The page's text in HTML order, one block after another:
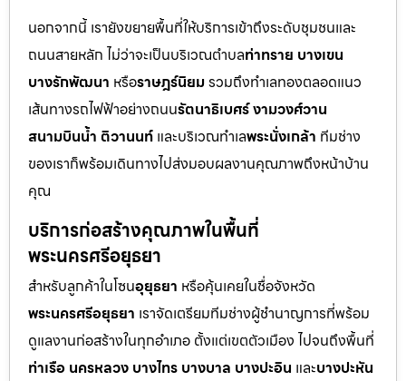
นอกจากนี้ เรายังขยายพื้นที่ให้บริการเข้าถึงระดับชุมชนและ
ถนนสายหลัก ไม่ว่าจะเป็นบริเวณตำบลท่าทราย บางเขน
บางรักพัฒนา หรือราษฎร์นิยมรวมถึงทำเลทองตลอดแนว
เส้นทางรถไฟฟ้าอย่างถนนรัตนาธิเบศร์ งามวงศ์วาน
สนามบินน้ำ ติวานนท์ และบริเวณทำเลพระนั่งเกล้า ทีมช่าง
ของเราก็พร้อมเดินทางไปส่งมอบผลงานคุณภาพถึงหน้าบ้าน
คุณ
บริการก่อสร้างคุณภาพในพื้นที่
พระนครศรีอยุธยา
สำหรับลูกค้าในโซนอุยุธยา หรือคุ้นเคยในชื่อจังหวัด
พระนครศรีอยุธยา เราจัดเตรียมทีมช่างผู้ชำนาญการที่พร้อม
ดูแลงานก่อสร้างในทุกอำเภอ ตั้งแต่เขตตัวเมือง ไปจนถึงพื้นที่
ท่าเรือ นครหลวง บางไทร บางบาล บางปะอิน และบางปะหัน